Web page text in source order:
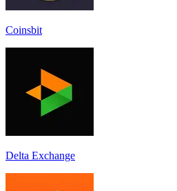
Coinsbit
Delta Exchange